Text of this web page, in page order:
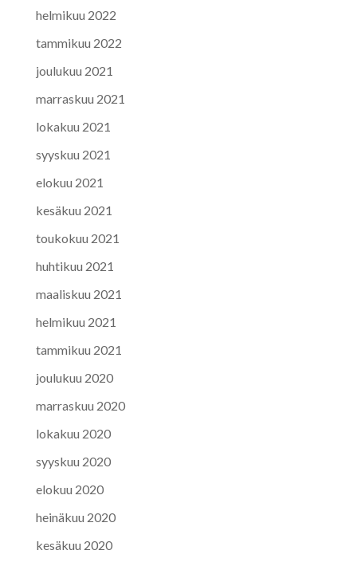
helmikuu 2022
tammikuu 2022
joulukuu 2021
marraskuu 2021
lokakuu 2021
syyskuu 2021
elokuu 2021
kesäkuu 2021
toukokuu 2021
huhtikuu 2021
maaliskuu 2021
helmikuu 2021
tammikuu 2021
joulukuu 2020
marraskuu 2020
lokakuu 2020
syyskuu 2020
elokuu 2020
heinäkuu 2020
kesäkuu 2020